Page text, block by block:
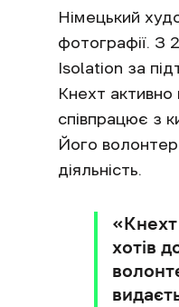
Німецький
фотографії. З
Isolation за
Кнехт активно
співпрацює з
Його
діяльність.
хотів